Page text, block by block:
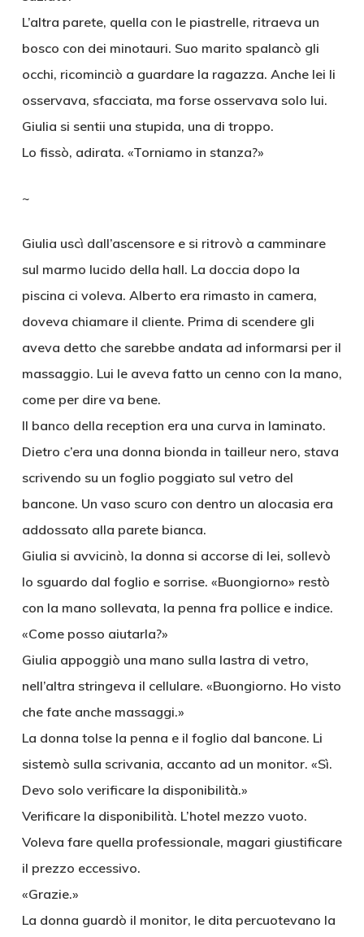
L’altra parete, quella con le piastrelle, ritraeva un
bosco con dei minotauri. Suo marito spalancò gli
occhi, ricominciò a guardare la ragazza. Anche lei li
osservava, sfacciata, ma forse osservava solo lui.
Giulia si sentii una stupida, una di troppo.
Lo fissò, adirata. «Torniamo in stanza?»
~
Giulia uscì dall’ascensore e si ritrovò a camminare
sul marmo lucido della hall. La doccia dopo la
piscina ci voleva. Alberto era rimasto in camera,
doveva chiamare il cliente. Prima di scendere gli
aveva detto che sarebbe andata ad informarsi per il
massaggio. Lui le aveva fatto un cenno con la mano,
come per dire va bene.
Il banco della reception era una curva in laminato.
Dietro c’era una donna bionda in tailleur nero, stava
scrivendo su un foglio poggiato sul vetro del
bancone. Un vaso scuro con dentro un alocasia era
addossato alla parete bianca.
Giulia si avvicinò, la donna si accorse di lei, sollevò
lo sguardo dal foglio e sorrise. «Buongiorno» restò
con la mano sollevata, la penna fra pollice e indice.
«Come posso aiutarla?»
Giulia appoggiò una mano sulla lastra di vetro,
nell’altra stringeva il cellulare. «Buongiorno. Ho visto
che fate anche massaggi.»
La donna tolse la penna e il foglio dal bancone. Li
sistemò sulla scrivania, accanto ad un monitor. «Sì.
Devo solo verificare la disponibilità.»
Verificare la disponibilità. L’hotel mezzo vuoto.
Voleva fare quella professionale, magari giustificare
il prezzo eccessivo.
«Grazie.»
La donna guardò il monitor, le dita percuotevano la